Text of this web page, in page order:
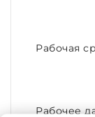
Рабочая
Рабочее